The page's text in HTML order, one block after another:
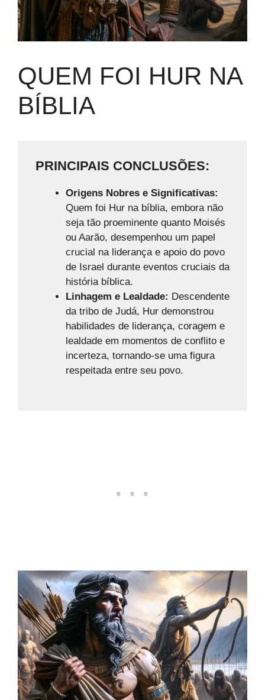
QUEM FOI HUR NA
BÍBLIA
PRINCIPAIS CONCLUSÕES:
Origens Nobres e Significativas:
Quem foi Hur na bíblia, embora não
seja tão proeminente quanto Moisés
ou Aarão, desempenhou um papel
crucial na liderança e apoio do povo
de Israel durante eventos cruciais da
história bíblica.
Linhagem e Lealdade: Descendente
da tribo de Judá, Hur demonstrou
habilidades de liderança, coragem e
lealdade em momentos de conflito e
incerteza, tornando-se uma figura
respeitada entre seu povo.